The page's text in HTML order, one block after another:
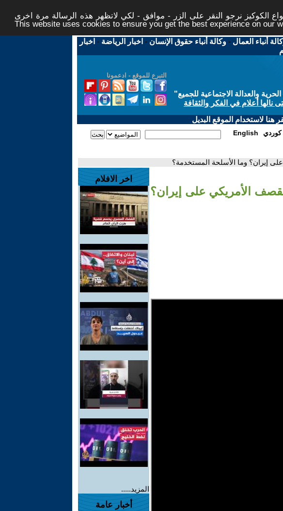
الكوكيز نرجو النقر على الزر - موافق - لكي لاتظهر هذه الرسالة مرة اخرى -
This website uses cookies to ensure you get the best experience on our
أنباء العمال -وكالة أنباء حقوق الإنسان - اخبار الرياضة - اخبار
التبرع للموقع - ادعمونا
والعدالة الاجتماعية للجميع"
نالها أعلام في الفكر والثقافة
هنا لاستخدام الموقع البديل
English كوردي
إيران؟ وما الأسلحة المستخدمة؟
الأمريكي على إيران؟
اخر الافلام
المزيد.....
أخبار عامة